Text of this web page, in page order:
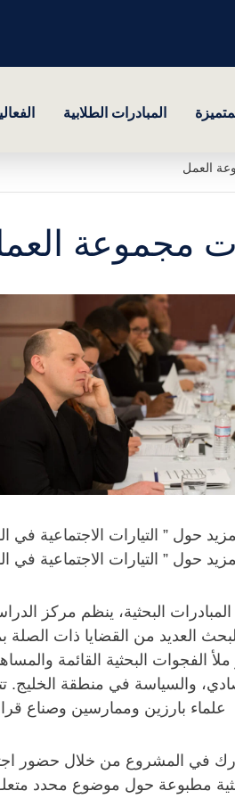
المبادرات الطلابية
العمل
مجموعة
حول ” التيارات الاجتماعية
حول ” التيارات الاجتماعية
المبادرات البحثية، ينظم مركز
العديد من القضايا ذات الصلة
الفجوات البحثية القائمة
والسياسة في منطقة
علماء بارزين وممارسين
في المشروع من خلال حضور
مطبوعة حول موضوع محدد